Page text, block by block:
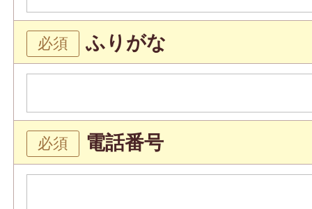
ふりがな
電話番号